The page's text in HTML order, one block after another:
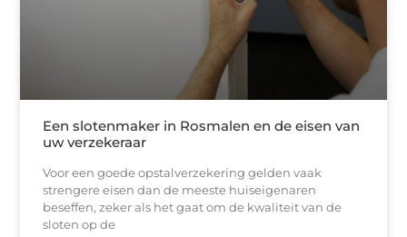
Een slotenmaker in Rosmalen en de eisen van
uw verzekeraar
Voor een goede opstalverzekering gelden vaak
strengere eisen dan de meeste huiseigenaren
beseffen, zeker als het gaat om de kwaliteit van de
sloten op de